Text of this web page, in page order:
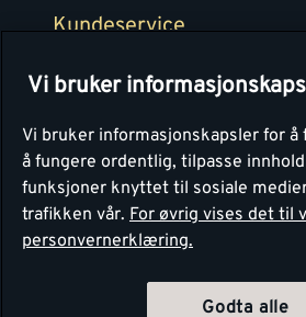
Kundeservice
Montér
Vi bruker
Vi bruker informasjonskapsler for
å fungere ordentlig, tilpasse
funksjoner knyttet til sosiale
trafikken vår. For øvrig vises det til
personvernerklæring.
Godta alle